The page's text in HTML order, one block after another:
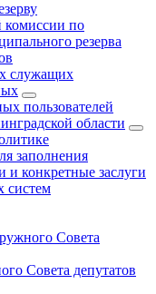
комиссии по
резерва
служащих
пользователей
области
заполнения
и конкретные заслуги
систем
Совета
Совета депутатов